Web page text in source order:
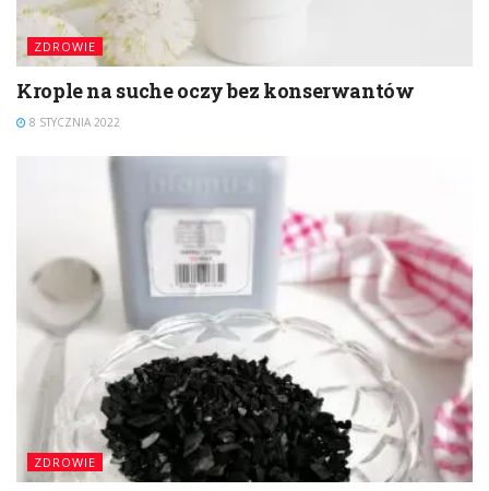
ZDROWIE
Krople na suche oczy bez konserwantów
8 STYCZNIA 2022
ZDROWIE